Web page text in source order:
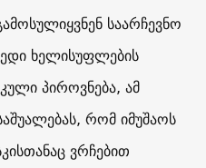
საარჩევნო
ხელისუფლების
პიროვნება, ამ
რომ იმუშაოს
ვრჩებით